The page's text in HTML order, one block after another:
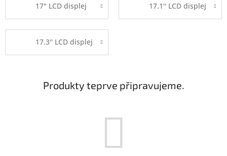
17" LCD displej 17.1'' LCD displej
17.3'' LCD displej
Produkty teprve připravujeme.